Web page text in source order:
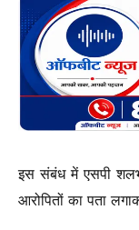
इस संबंध में एसपी
आरोपितों का पता